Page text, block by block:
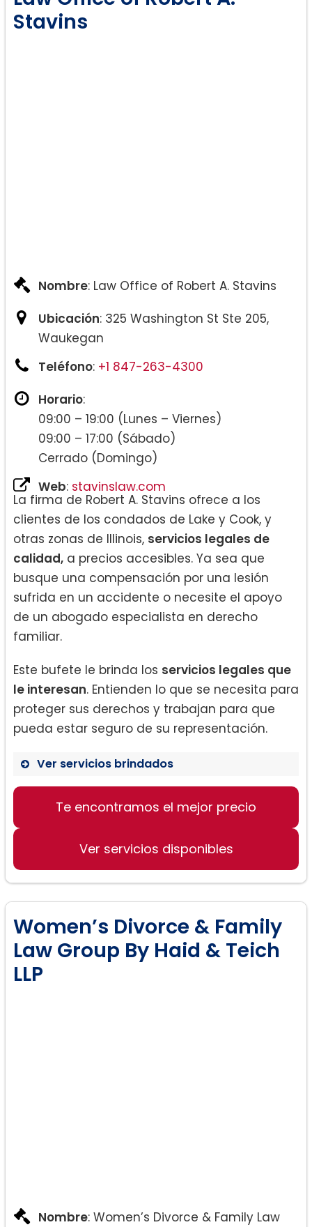
Stavins
Nombre: Law Office of Robert A. Stavins
Ubicación: 325 Washington St Ste 205,
Waukegan
Teléfono: +1 847-263-4300
Horario:
09:00 – 19:00 (Lunes – Viernes)
09:00 – 17:00 (Sábado)
Cerrado (Domingo)
Web: stavinslaw.com
La firma de Robert A. Stavins ofrece a los
clientes de los condados de Lake y Cook, y
otras zonas de Illinois, servicios legales de
calidad, a precios accesibles. Ya sea que
busque una compensación por una lesión
sufrida en un accidente o necesite el apoyo
de un abogado especialista en derecho
familiar.
Este bufete le brinda los servicios legales que
le interesan. Entienden lo que se necesita para
proteger sus derechos y trabajan para que
pueda estar seguro de su representación.
Ver servicios brindados
Divorcio:
Te encontramos el mejor precio
Ver servicios disponibles
Women’s Divorce & Family
Law Group By Haid & Teich
LLP
Nombre: Women’s Divorce & Family Law